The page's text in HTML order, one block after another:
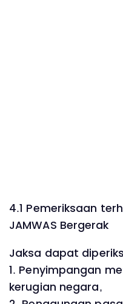
4.1 Pemeriksaan
JAMWAS Bergerak
Jaksa dapat
1. Penyimpangan
kerugian negara,